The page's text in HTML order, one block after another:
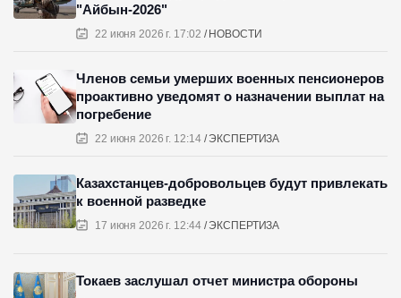
22 июня 2026 г. 17:02 НОВОСТИ
"Айбын-2026"
22 июня 2026 г. 12:14 ЭКСПЕРТИЗА
Членов семьи умерших военных пенсионеров
проактивно уведомят о назначении выплат на
погребение
17 июня 2026 г. 12:44 ЭКСПЕРТИЗА
Казахстанцев-добровольцев будут привлекать
к военной разведке
Токаев заслушал отчет министра обороны